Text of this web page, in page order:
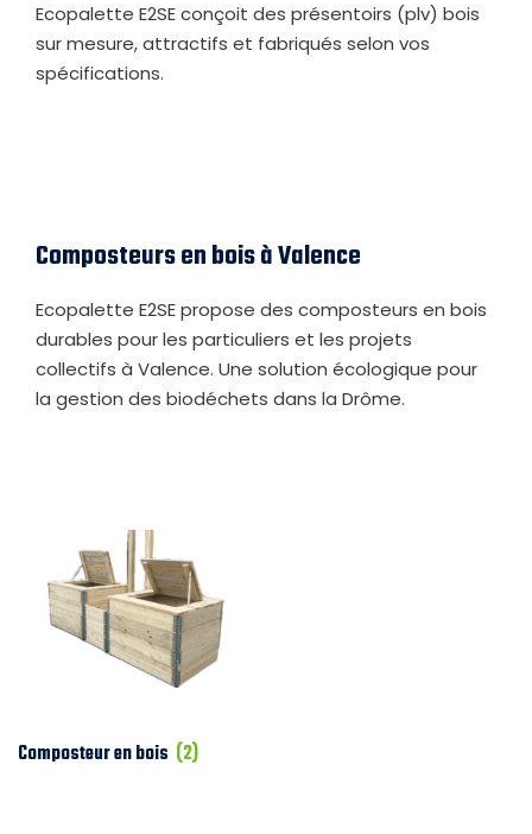
Ecopalette E2SE conçoit des présentoirs (plv) bois
sur mesure, attractifs et fabriqués selon vos
spécifications.
Composteurs en bois à Valence
Ecopalette E2SE propose des composteurs en bois
durables pour les particuliers et les projets
collectifs à Valence. Une solution écologique pour
la gestion des biodéchets dans la Drôme.
Composteur en bois (2)